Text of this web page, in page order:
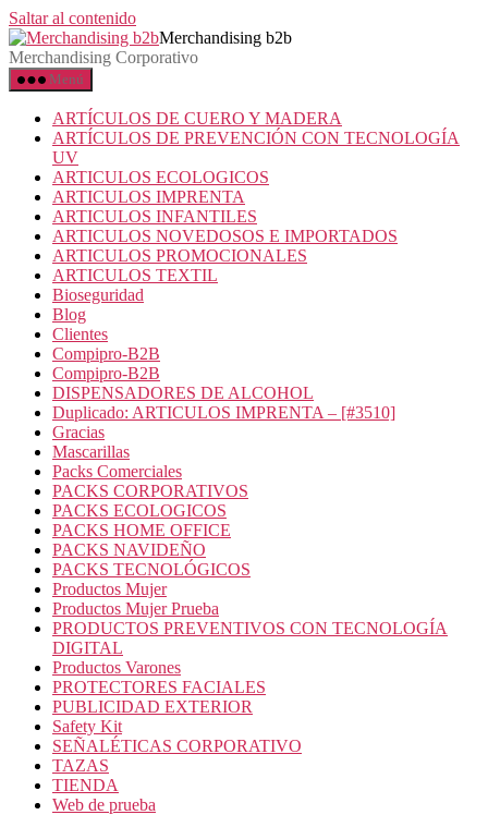
Saltar al contenido
Merchandising b2b
Merchandising Corporativo
Menú
ARTÍCULOS DE CUERO Y MADERA
ARTÍCULOS DE PREVENCIÓN CON TECNOLOGÍA
UV
ARTICULOS ECOLOGICOS
ARTICULOS IMPRENTA
ARTICULOS INFANTILES
ARTICULOS NOVEDOSOS E IMPORTADOS
ARTICULOS PROMOCIONALES
ARTICULOS TEXTIL
Bioseguridad
Blog
Clientes
Compipro-B2B
Compipro-B2B
DISPENSADORES DE ALCOHOL
Duplicado: ARTICULOS IMPRENTA – [#3510]
Gracias
Mascarillas
Packs Comerciales
PACKS CORPORATIVOS
PACKS ECOLOGICOS
PACKS HOME OFFICE
PACKS NAVIDEÑO
PACKS TECNOLÓGICOS
Productos Mujer
Productos Mujer Prueba
PRODUCTOS PREVENTIVOS CON TECNOLOGÍA
DIGITAL
Productos Varones
PROTECTORES FACIALES
PUBLICIDAD EXTERIOR
Safety Kit
SEÑALÉTICAS CORPORATIVO
TAZAS
TIENDA
Web de prueba